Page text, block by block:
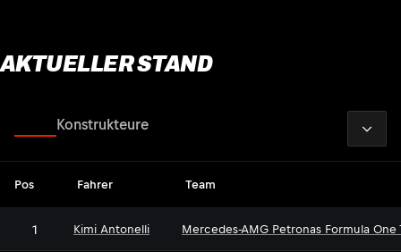
AKTUELLER STAND
Konstrukteure
Pos Fahrer Team
1 Kimi Antonelli Mercedes-AMG Petronas Formula One